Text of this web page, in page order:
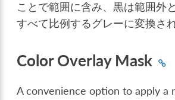
ことで範囲に含み、黒は範囲外
すべて比例するグレーに変換さ
Color Overlay Mask
A convenience option to apply a